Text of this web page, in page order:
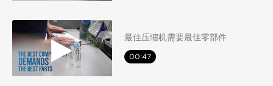
最佳压缩机需要最佳零部件
00:47